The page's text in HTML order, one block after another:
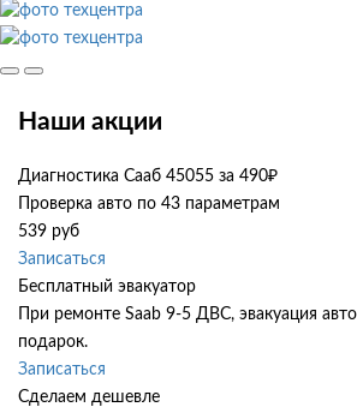
Наши акции
Диагностика Сааб 45055 за 490₽
Проверка авто по 43 параметрам
539 руб
Записаться
Бесплатный эвакуатор
При ремонте Saab 9-5 ДВС, эвакуация
подарок.
Записаться
Сделаем дешевле